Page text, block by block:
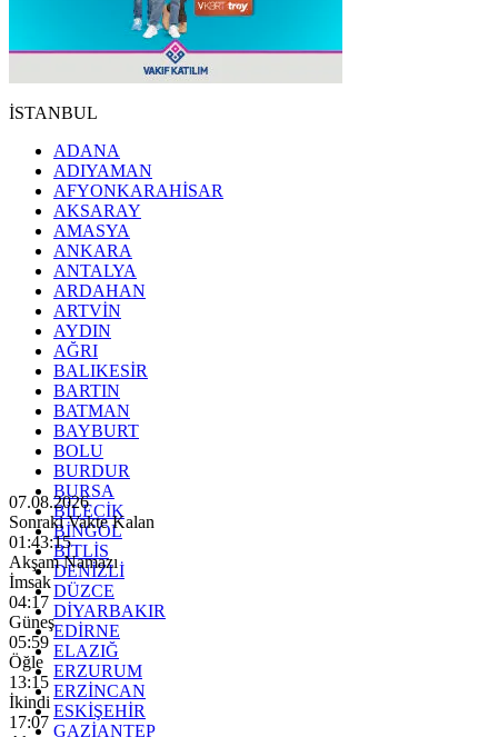
İSTANBUL
ADANA
ADIYAMAN
AFYONKARAHİSAR
AKSARAY
AMASYA
ANKARA
ANTALYA
ARDAHAN
ARTVİN
AYDIN
AĞRI
BALIKESİR
BARTIN
BATMAN
BAYBURT
BOLU
BURDUR
BURSA
BİLECİK
BİNGÖL
BİTLİS
DENİZLİ
DÜZCE
DİYARBAKIR
EDİRNE
ELAZIĞ
ERZURUM
ERZİNCAN
ESKİŞEHİR
GAZİANTEP
07.08.2026
Sonraki Vakte Kalan
01:43:14
Akşam Namazı
İmsak
04:17
Güneş
05:59
Öğle
13:15
İkindi
17:07